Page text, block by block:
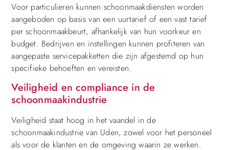
Voor particulieren kunnen schoonmaakdiensten worden
aangeboden op basis van een uurtarief of een vast tarief
per schoonmaakbeurt, afhankelijk van hun voorkeur en
budget. Bedrijven en instellingen kunnen profiteren van
aangepaste servicepakketten die zijn afgestemd op hun
specifieke behoeften en vereisten.
Veiligheid en compliance in de
schoonmaakindustrie
Veiligheid staat hoog in het vaandel in de
schoonmaakindustrie van Uden, zowel voor het personeel
als voor de klanten en de omgeving waarin ze werken.